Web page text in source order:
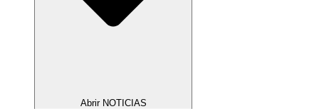
Abrir NOTICIAS